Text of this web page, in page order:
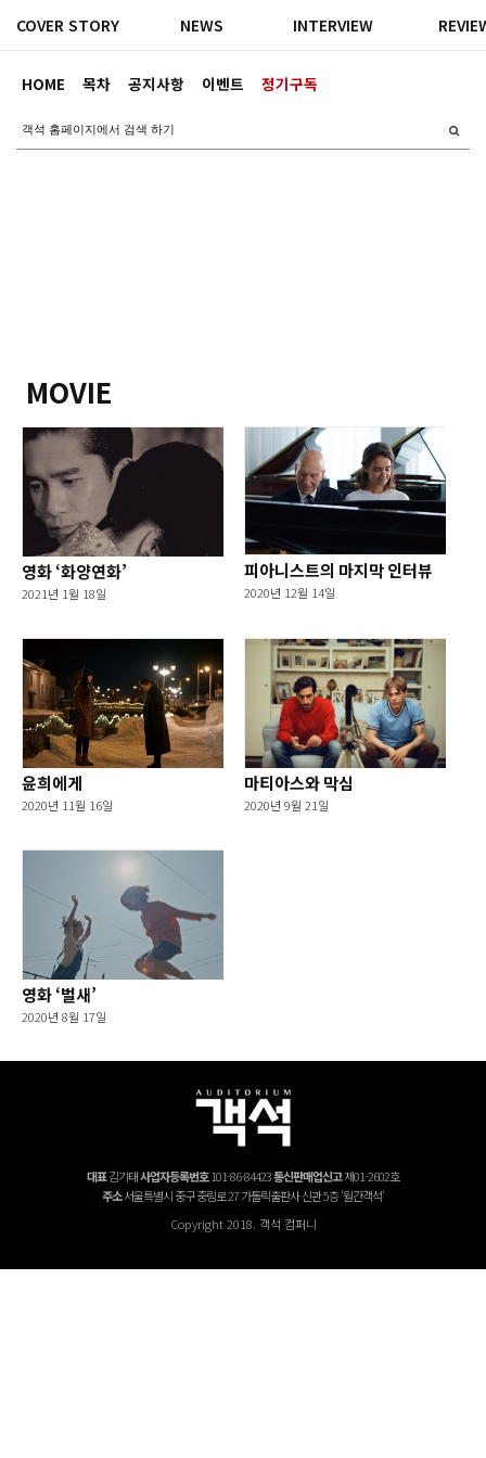
HOME 목차 공지사항 이벤트 정기구독
COVER STORY NEWS INTERVIEW
MOVIE
영화 ‘화양연화’
2021년 1월 18일
피아니스트의 마지막 인터뷰
2020년 12월 14일
윤희에게
2020년 11월 16일
마티아스와 막심
2020년 9월 21일
영화 ‘벌새’
2020년 8월 17일
대표김기태사업자등록번호101-86-84423통신판매업신고제01-2602호
주소서울특별시 중구 중림로 27 가톨릭출판사 신관 5층 '월간객석'
Copyright 2018. 객석 컴퍼니